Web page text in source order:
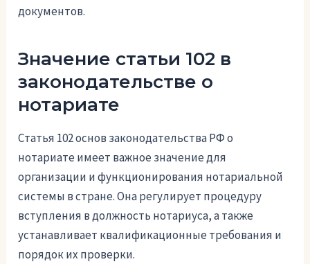
документов.
Значение статьи 102 в
законодательстве о
нотариате
Статья 102 основ законодательства РФ о
нотариате имеет важное значение для
организации и функционирования нотариальной
системы в стране. Она регулирует процедуру
вступления в должность нотариуса, а также
устанавливает квалификационные требования и
порядок их проверки.